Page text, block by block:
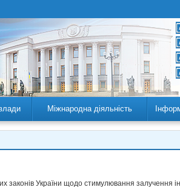
Міжнародна діяльність
законів України щодо стимулювання залучення